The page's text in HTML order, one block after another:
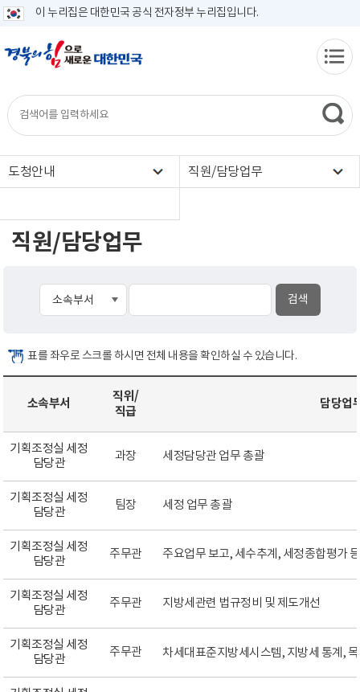
이 누리집은 대한민국 공식 전자정부 누리집입니다.
도청안내 직원/담당업무
직원/담당업무
표를 좌우로 스크롤 하시면 전체 내용을 확인하실 수 있습니다.
소속부서
직위/
직급
담당업
기획조정실 세정
담당관
과장 세정담당관 업무 총괄
기획조정실 세정
담당관
팀장 세정 업무 총괄
기획조정실 세정
담당관
주무관 주요업무 보고, 세수추계, 세정종합평가 등
기획조정실 세정
담당관
주무관 지방세관련 법규정비 및 제도개선
기획조정실 세정
담당관
주무관 차세대표준지방세시스템, 지방세 통계,